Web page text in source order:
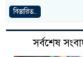
বিস্তারিত..
সর্বশেষ